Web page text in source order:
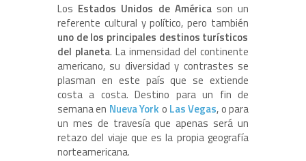
Los Estados Unidos de Américason un
referente cultural y político, pero también
uno de los principales destinos turísticos
del planeta. La inmensidad del continente
americano, su diversidad y contrastes se
plasman en este país que se extiende
costa a costa. Destino para un fin de
semana en Nueva York o Las Vegas, o para
un mes de travesía que apenas será un
retazo del viaje que es la propia geografía
norteamericana.